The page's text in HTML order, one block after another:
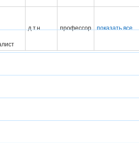
д.т.н. профессор показать все